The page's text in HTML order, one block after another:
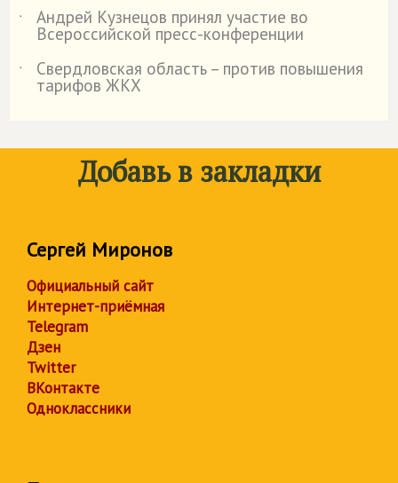
˙
Андрей Кузнецов принял участие во
Всероссийской пресс-конференции
˙
Свердловская область – против повышения
тарифов ЖКХ
Добавь в закладки
Сергей Миронов
Официальный сайт
Интернет-приёмная
Telegram
Дзен
Twitter
ВКонтакте
Одноклассники